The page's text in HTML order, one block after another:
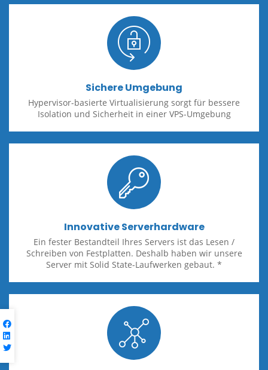
Sichere Umgebung
Hypervisor-basierte Virtualisierung sorgt für bessere
Isolation und Sicherheit in einer VPS-Umgebung
Innovative Serverhardware
Ein fester Bestandteil Ihres Servers ist das Lesen /
Schreiben von Festplatten. Deshalb haben wir unsere
Server mit Solid State-Laufwerken gebaut. *